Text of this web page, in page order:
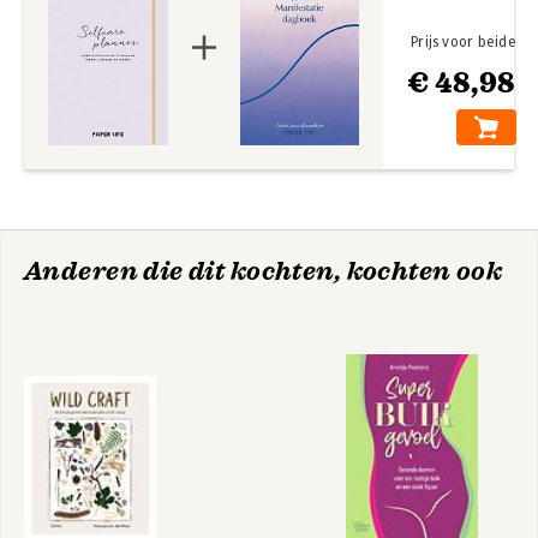
€ 48,98
Prijs voor beide
Anderen die dit kochten, kochten ook